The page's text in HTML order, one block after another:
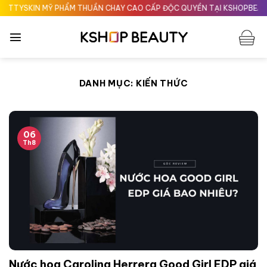
Chuyển
đến
nội
MỸ PHẨM THUẦN CHAY CAO CẤP ĐỘC QUYỀN TẠI KSHOPBEAUTY.VN
DANH MỤC: KIẾN THỨC
06
Th8